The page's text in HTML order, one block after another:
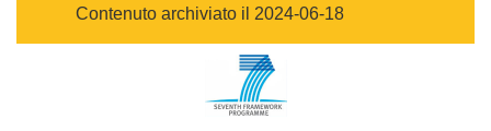
Contenuto archiviato il 2024-06-18